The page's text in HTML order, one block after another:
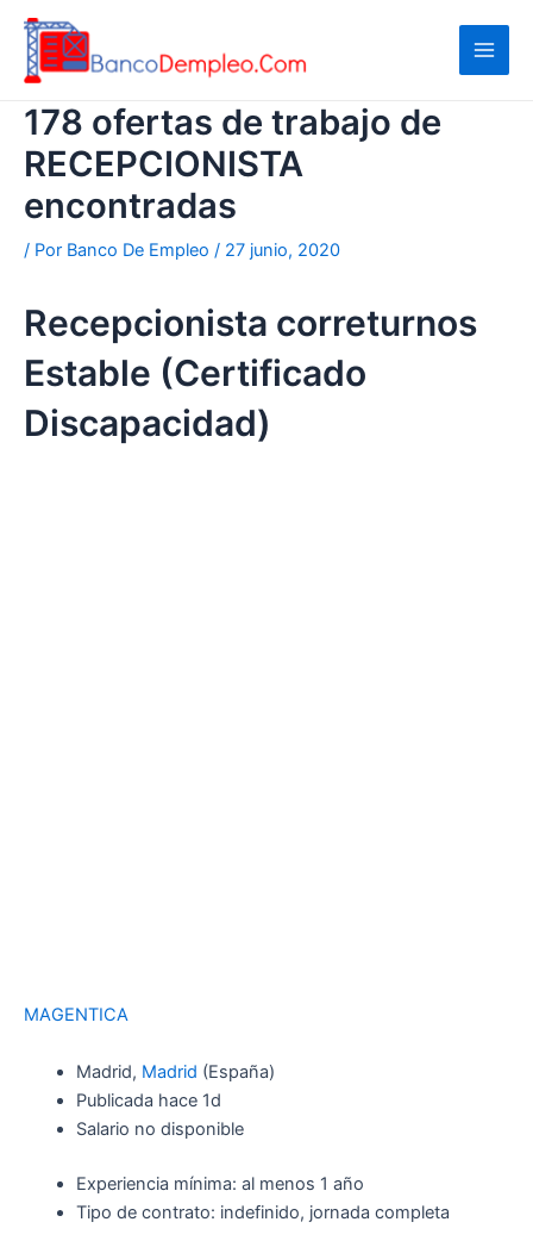
contenido
178 ofertas de trabajo de
RECEPCIONISTA
encontradas
/ Por Banco De Empleo / 27 junio, 2020
Recepcionista correturnos
Estable (Certificado
Discapacidad)
MAGENTICA
Madrid, Madrid (España)
Publicada hace 1d
Salario no disponible
Experiencia mínima: al menos 1 año
Tipo de contrato: indefinido, jornada completa